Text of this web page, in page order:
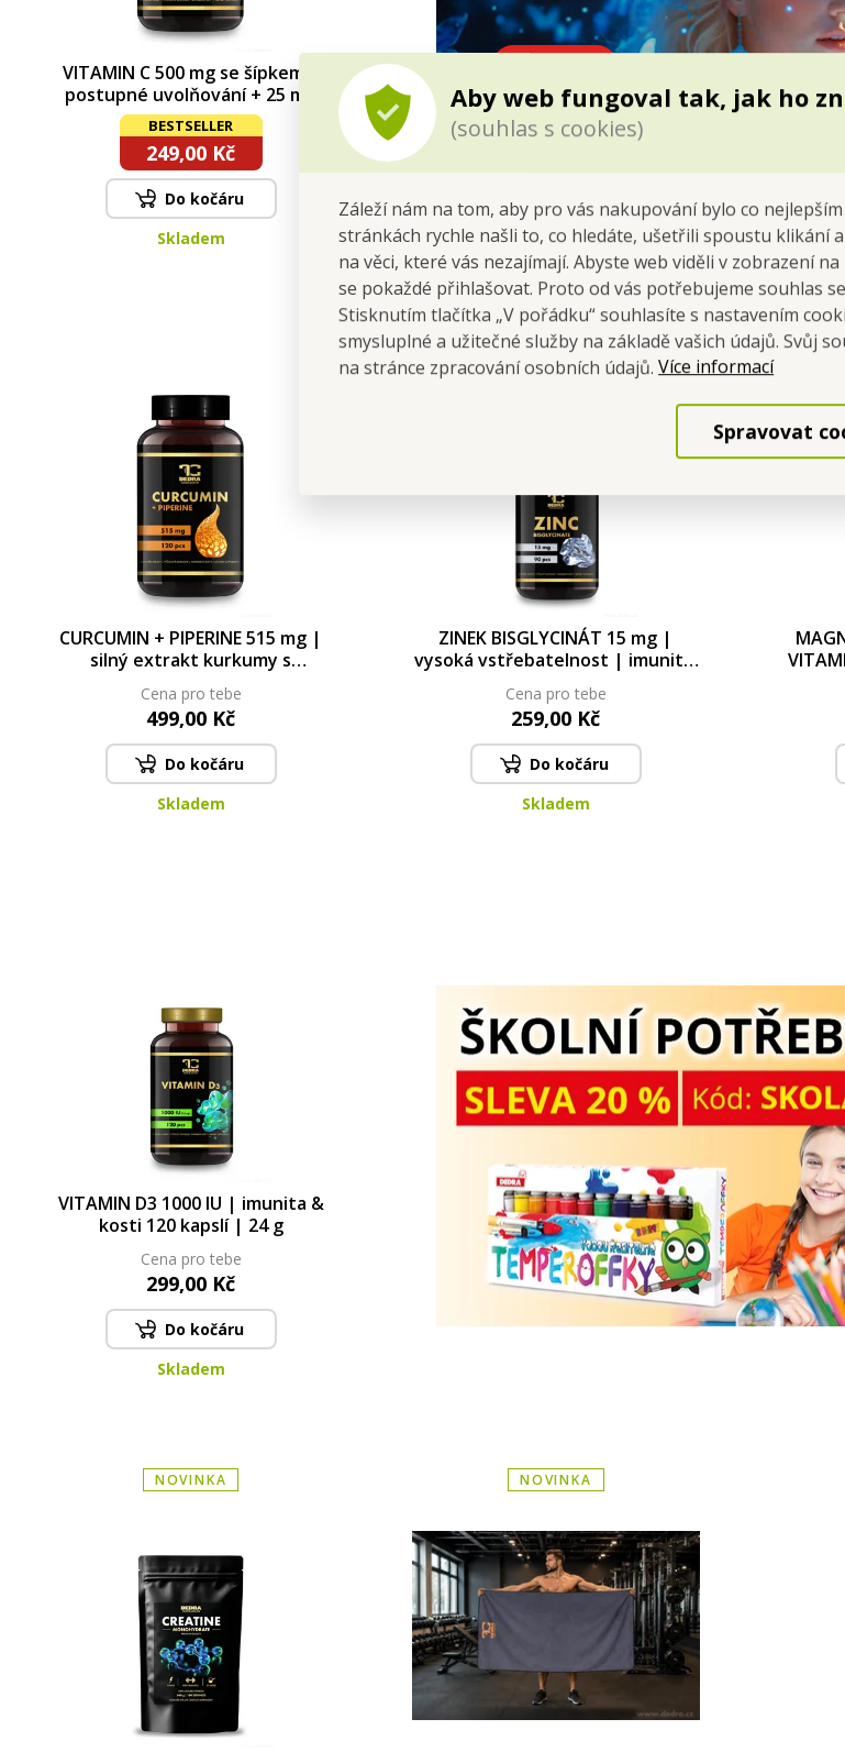
Aby web fungoval tak, jak ho
(souhlas s cookies)
Záleží nám na tom, aby pro vás nakupování bylo co
stránkách rychle našli to, co hledáte, ušetřili spoustu klikání
na věci, které vás nezajímají. Abyste web viděli v zobrazení
se pokaždé přihlašovat. Proto od vás potřebujeme souhlas
Stisknutím tlačítka „V pořádku“ souhlasíte s nastavením
smysluplné a užitečné služby na základě vašich údajů. Svůj
na stránce zpracování osobních údajů.Více informací
Spravovat
VITAMIN C 500 mg se šípkem |
postupné uvolňování + 25 mg
šípkového extraktu | 100 kapslí |
67,5 g
BESTSELLER
249,00 Kč
Do kočáru
Skladem
CURCUMIN + PIPERINE 515 mg |
silný extrakt kurkumy s
piperinem | klouby, imunita &
trávení | 120 kapslí
Cena pro tebe
499,00 Kč
Do kočáru
Skladem
ZINEK BISGLYCINÁT 15 mg |
vysoká vstřebatelnost | imunita,
pleť, vlasy & nehty | 90 kapslí 90
kapslí | 24,3 g
Cena pro tebe
259,00 Kč
Do kočáru
Skladem
VITAMIN D3 1000 IU | imunita &
kosti 120 kapslí | 24 g
Cena pro tebe
299,00 Kč
Do kočáru
Skladem
NOVINKA NOVINKA